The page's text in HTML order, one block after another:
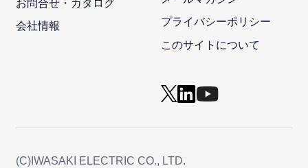
お問合せ・カタログ
会社情報
プライバシーポリシー
このサイトについて
(C)IWASAKI ELECTRIC CO., LTD.